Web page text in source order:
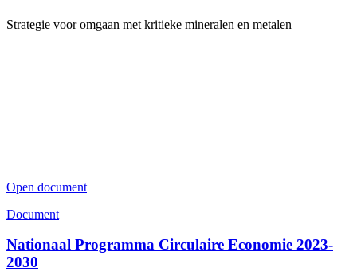
Strategie voor omgaan met kritieke mineralen en metalen
Open document
Document
Nationaal Programma Circulaire Economie 2023-
2030